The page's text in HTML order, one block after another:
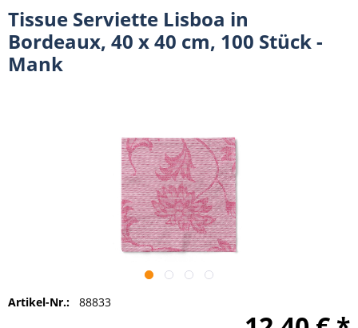
Tissue Serviette Lisboa in
Bordeaux, 40 x 40 cm, 100 Stück -
Mank
Artikel-Nr.: 88833